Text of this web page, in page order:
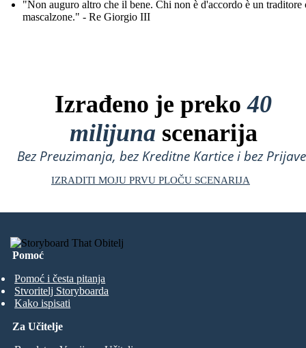
"Non auguro altro che il bene. Chi non è d'accordo è un traditore
mascalzone." - Re Giorgio III
Izrađeno je preko40
milijuna scenarija
Bez Preuzimanja, bez Kreditne Kartice i bez
IZRADITI MOJU PRVU PLOČU SCENARIJA
Pomoć
Pomoć i česta pitanja
Stvoritelj Storyboarda
Kako ispisati
Za Učitelje